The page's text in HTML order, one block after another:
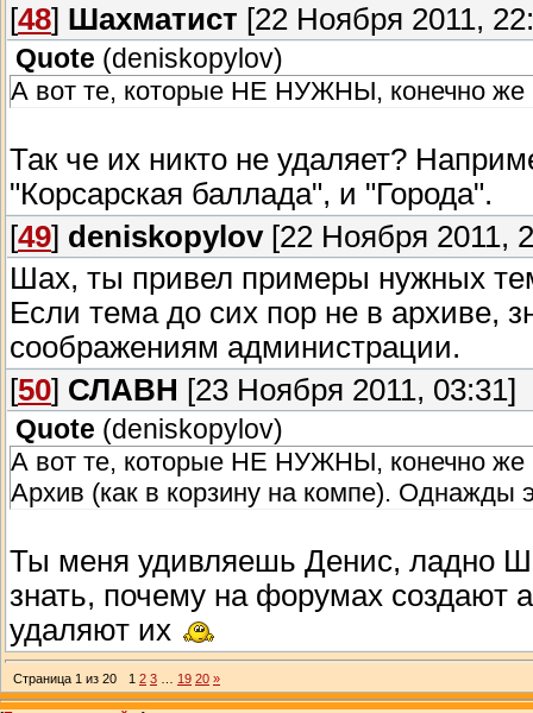
[48] Шахматист [22 Ноября 2011,
Quote (deniskopylov)
А вот те, которые НЕ НУЖНЫ, конечно же
Так че их никто не удаляет?
"Корсарская баллада", и "Города".
[49] deniskopylov[22 Ноября 2011,
Шах, ты привел примеры нужных
Если тема до сих пор не в архиве,
соображениям администрации.
[50] СЛАВН [23 Ноября 2011, 03:31]
Quote (deniskopylov)
А вот те, которые НЕ НУЖНЫ, конечно же
Архив (как в корзину на компе). Однажды
Ты меня удивляешь Денис, ладно
знать, почему на форумах создают
удаляют их
Страница 1 из 20 1 2 3 19 20 »